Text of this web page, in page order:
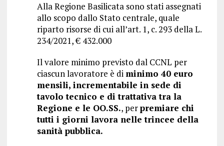
Alla Regione Basilicata sono stati assegnati
allo scopo dallo Stato centrale, quale
riparto risorse di cui all’art. 1, c. 293 della L.
234/2021, € 432.000
Il valore minimo previsto dal CCNL per
ciascun lavoratore è di minimo 40 euro
mensili, incrementabile in sede di
tavolo tecnico e di trattativa tra la
Regione e le OO.SS., perpremiare chi
tutti i giorni lavora nelle trincee della
sanità pubblica.